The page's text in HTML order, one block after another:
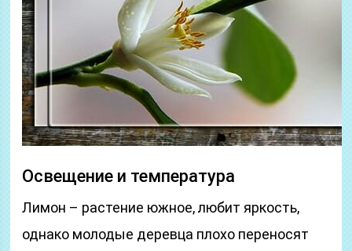
Освещение и температура
Лимон – растение южное, любит яркость,
однако молодые деревца плохо переносят